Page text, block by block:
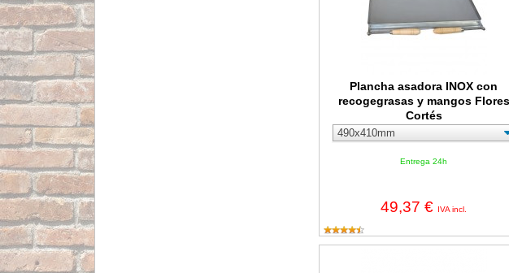
Plancha asadora INOX con
recogegrasas y mangos Flores
Cortés
Entrega 24h
49,37 € IVA incl.